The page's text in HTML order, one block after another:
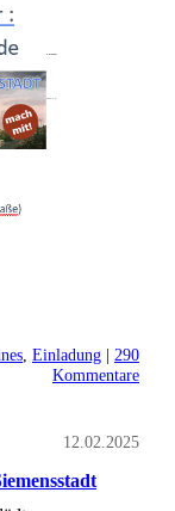
Einladung | 290
Kommentare
12.02.2025